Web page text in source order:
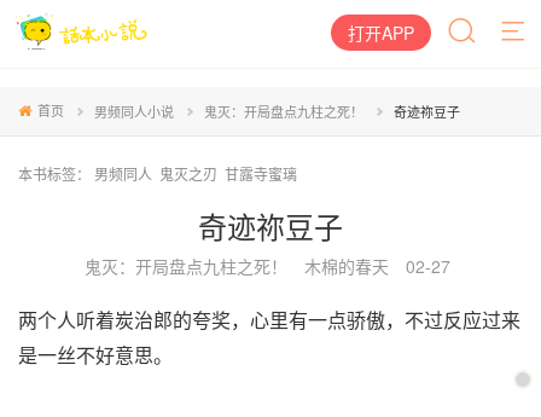
打开APP
首页 男频同人小说 鬼灭：开局盘点九柱之死！ 奇迹祢豆子
本书标签： 男频同人 鬼灭之刃 甘露寺蜜璃
奇迹祢豆子
鬼灭：开局盘点九柱之死！ 木棉的春天 02-27
两个人听着炭治郎的夸奖，心里有一点骄傲，不过反应过来
是一丝不好意思。